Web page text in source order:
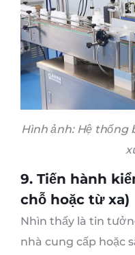
Hình ảnh: Hệ thống
9. Tiến hành
chỗ hoặc từ xa)
Nhìn thấy là tin
nhà cung cấp hoặc